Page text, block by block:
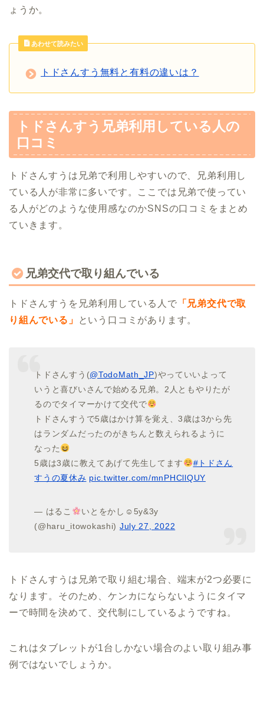
ょうか。
あわせて読みたい
トドさんすう無料と有料の違いは？
トドさんすう兄弟利用している人の
口コミ
トドさんすうは兄弟で利用しやすいので、兄弟利用し
ている人が非常に多いです。ここでは兄弟で使ってい
る人がどのような使用感なのかSNSの口コミをまとめ
ていきます。
兄弟交代で取り組んでいる
トドさんすうを兄弟利用している人で 「兄弟交代で取
り組んでいる」
という口コミがあります。
トドさんすう(@TodoMath_JP)やっていいよって
いうと喜びいさんで始める兄弟。2人ともやりたが
るのでタイマーかけて交代で
トドさんすうで5歳はかけ算を覚え、3歳は3から先
はランダムだったのがきちんと数えられるように
なった
5歳は3歳に教えてあげて先生してます
#トドさん
すうの夏休み pic.twitter.com/mnPHCllQUY
— はるこ
いとをかし☺︎5y&3y
(@haru_itowokashi) July 27, 2022
トドさんすうは兄弟で取り組む場合、端末が2つ必要に
なります。そのため、ケンカにならないようにタイマ
ーで時間を決めて、交代制にしているようですね。
これはタブレットが1台しかない場合のよい取り組み事
例ではないでしょうか。